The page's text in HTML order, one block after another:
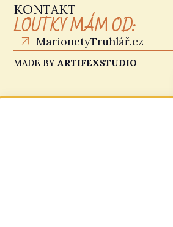
KONTAKT
LOUTKY MÁM OD:
MarionetyTruhlář.cz
MADE BY ARTIFEXSTUDIO